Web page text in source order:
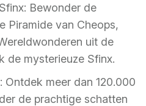
Bewonder de
Piramide van Cheops,
uit de
de mysterieuze Sfinx.
Ontdek meer dan 120.000
de prachtige schatten